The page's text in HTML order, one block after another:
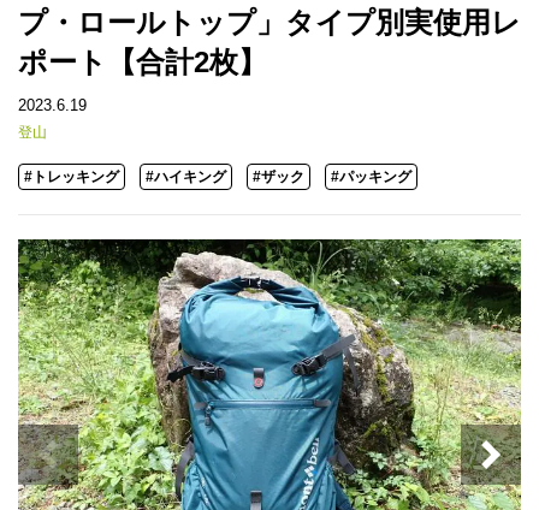
プ・ロールトップ」タイプ別実使用レ
ポート【合計2枚】
2023.6.19
登山
#トレッキング #ハイキング #ザック #パッキング